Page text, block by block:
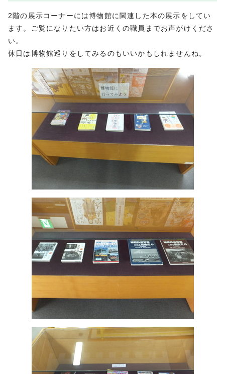
2階の展示コーナーには博物館に関連した本の展示をしてい
ます。ご覧になりたい方はお近くの職員までお声がけくださ
い。
休日は博物館巡りをしてみるのもいいかもしれませんね。